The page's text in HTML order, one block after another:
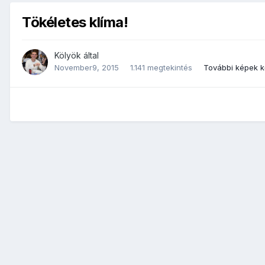
Tökéletes klíma!
Kölyök által
November9, 2015 1.141 megtekintés További képek